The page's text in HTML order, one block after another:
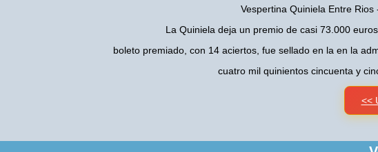
Vespertina Quiniela Entre
La Quiniela deja un premio de casi 73.000
boleto premiado, con 14 aciertos, fue sellado en la en la
cuatro mil quinientos cincuenta y
<<